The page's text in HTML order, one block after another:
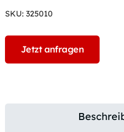
SKU: 325010
Jetzt anfragen